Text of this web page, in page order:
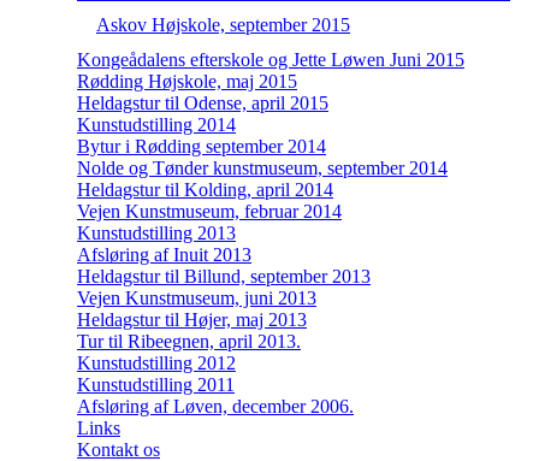
Askov Højskole, september 2015
Kongeådalens efterskole og Jette Løwen Juni 2015
Rødding Højskole, maj 2015
Heldagstur til Odense, april 2015
Kunstudstilling 2014
Bytur i Rødding september 2014
Nolde og Tønder kunstmuseum, september 2014
Heldagstur til Kolding, april 2014
Vejen Kunstmuseum, februar 2014
Kunstudstilling 2013
Afsløring af Inuit 2013
Heldagstur til Billund, september 2013
Vejen Kunstmuseum, juni 2013
Heldagstur til Højer, maj 2013
Tur til Ribeegnen, april 2013.
Kunstudstilling 2012
Kunstudstilling 2011
Afsløring af Løven, december 2006.
Links
Kontakt os